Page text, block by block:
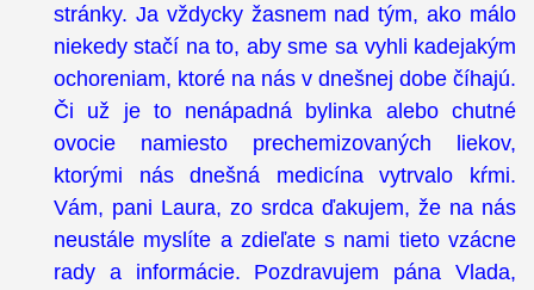
stránky. Ja vždycky žasnem nad tým, ako málo
niekedy stačí na to, aby sme sa vyhli kadejakým
ochoreniam, ktoré na nás v dnešnej dobe číhajú.
Či už je to nenápadná bylinka alebo chutné
ovocie namiesto prechemizovaných liekov,
ktorými nás dnešná medicína vytrvalo kŕmi.
Vám, pani Laura, zo srdca ďakujem, že na nás
neustále myslíte a zdieľate s nami tieto vzácne
rady a informácie. Pozdravujem pána Vlada,